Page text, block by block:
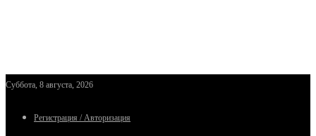
Суббота, 8 августа, 2026
Регистрация / Авторизация